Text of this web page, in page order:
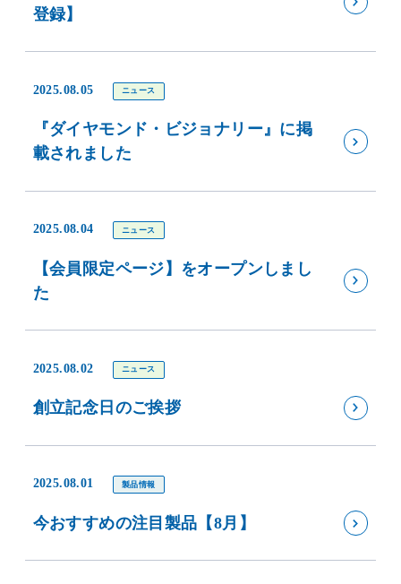
登録】
2025.08.05 ニュース
『ダイヤモンド・ビジョナリー』に掲
載されました
2025.08.04 ニュース
【会員限定ページ】をオープンしまし
た
2025.08.02 ニュース
創立記念日のご挨拶
2025.08.01 製品情報
今おすすめの注目製品【8月】